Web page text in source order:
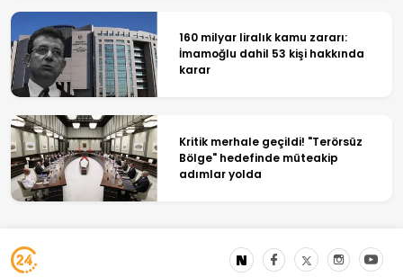
160 milyar liralık kamu zararı:
İmamoğlu dahil 53 kişi hakkında
karar
Kritik merhale geçildi! "Terörsüz
Bölge" hedefinde müteakip
adımlar yolda